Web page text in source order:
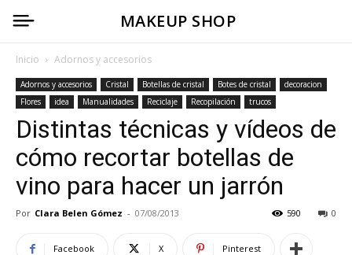
MAKEUP SHOP
Inicio Adornos y accesorios
Adornos y accesorios Cristal Botellas de cristal Botes de cristal
decoracion
Flores
idea Manualidades Reciclaje Recopilación trucos
Distintas técnicas y vídeos de
cómo recortar botellas de
vino para hacer un jarrón
Por Clara Belen Gómez - 07/08/2013 0
590
Facebook X Pinterest